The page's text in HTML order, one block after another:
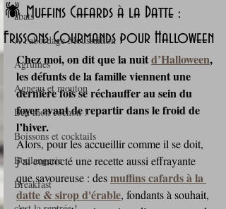
abats
A l'abordage Moussaillon !
Agrumes
Agneau et mouton
Ben mon cochon !
Boissons et cocktails
Boulangerie
Breakfast
🕷️ Muffins Cafards à la Datte :
Frissons Gourmands pour Halloween
Chez moi, on dit que la nuit d’Halloween,
les défunts de la famille viennent une
dernière fois se réchauffer au sein du
foyer avant de repartir dans le froid de
l’hiver.
Alors, pour les accueillir comme il se doit,
j’ai concocté une recette aussi effrayante
que savoureuse : des muffins cafards à la
datte & sirop d'érable, fondants à souhait,